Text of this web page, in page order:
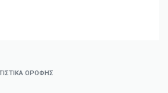
ΟΡΟΦΉΣ